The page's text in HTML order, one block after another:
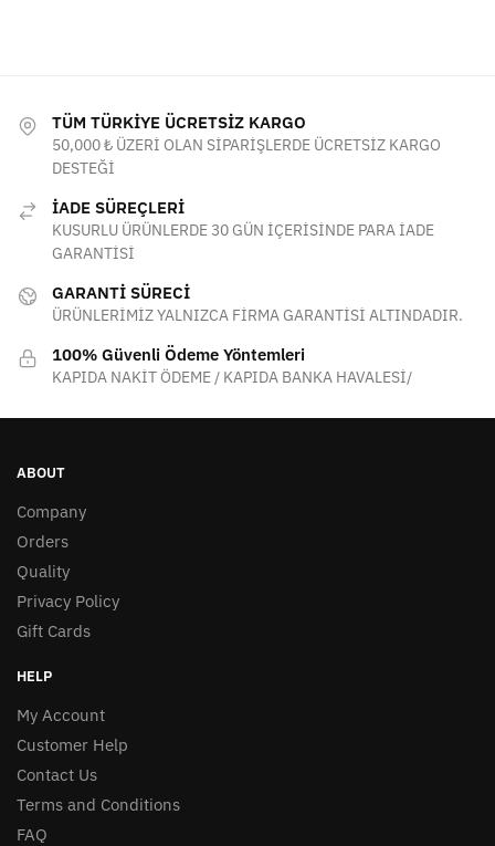
TÜM TÜRKİYE ÜCRETSİZ KARGO
50,000 ₺ ÜZERİ OLAN SİPARİŞLERDE ÜCRETSİZ KARGO
DESTEĞİ
İADE SÜREÇLERİ
KUSURLU ÜRÜNLERDE 30 GÜN İÇERİSİNDE PARA İADE
GARANTİSİ
GARANTİ SÜRECİ
ÜRÜNLERİMİZ YALNIZCA FİRMA GARANTİSİ ALTINDADIR.
100% Güvenli Ödeme Yöntemleri
KAPIDA NAKİT ÖDEME / KAPIDA BANKA HAVALESİ/
ABOUT
Company
Orders
Quality
Privacy Policy
Gift Cards
HELP
My Account
Customer Help
Contact Us
Terms and Conditions
FAQ